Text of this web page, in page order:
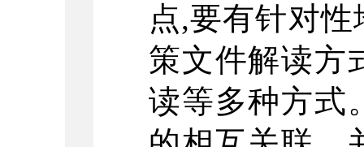
点,要有针对
策文件解读方
读等多种方式